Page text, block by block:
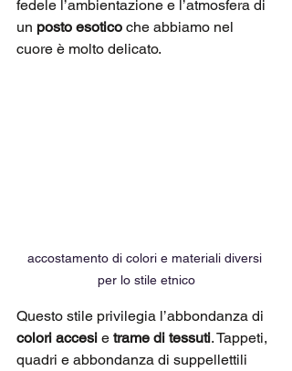
fedele l’ambientazione e l’atmosfera di
un posto esotico che abbiamo nel
cuore è molto delicato.
accostamento di colori e materiali diversi
per lo stile etnico
Questo stile privilegia l’abbondanza di
colori accesi e trame di tessuti. Tappeti,
quadri e abbondanza di suppellettili